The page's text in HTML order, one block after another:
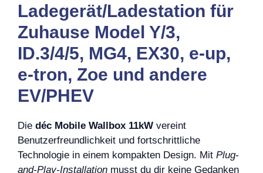
Ladegerät/Ladestation für
Zuhause Model Y/3,
ID.3/4/5, MG4, EX30, e-up,
e-tron, Zoe und andere
EV/PHEV
Die déc Mobile Wallbox 11kW vereint
Benutzerfreundlichkeit und fortschrittliche
Technologie in einem kompakten Design. Mit Plug-
and-Play-Installation musst du dir keine Gedanken